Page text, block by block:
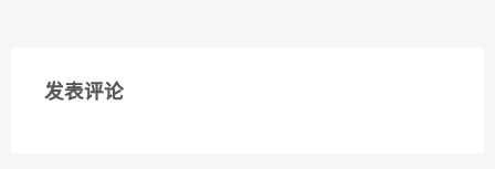
发表评论